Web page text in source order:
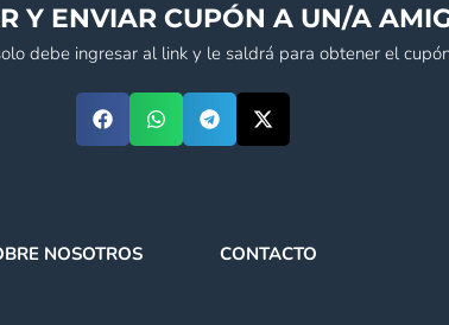
Y ENVIAR CUPÓN A UN/A
debe ingresar al link y le saldrá para obtener el
NOSOTROS CONTACTO